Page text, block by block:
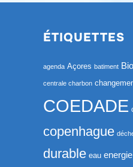
ÉTIQUETTES
agenda Açores batiment
centrale charbon
COEDADE
copenhague
durable eau